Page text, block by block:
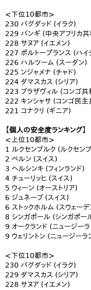
<下位10都市>
230 バグダッド (イラク)
229 バンギ (中央アフリカ
228 サヌア (イエメン)
227 ポルトープランス (ハイ
226 ハルツーム (スーダン)
225 ンジャメナ (チャド)
224 ダマスカス (シリア)
223 ブラザヴィル (コンゴ
222 キンシャサ (コンゴ民
221 コナクリ (ギニア)
【個人の安全度ランキング】
<上位10都市>
1 ルクセンブルク (ルクセン
2 ベルン (スイス)
3 ヘルシンキ (フィンランド)
4 チューリッヒ (スイス)
5 ウィーン (オーストリア)
6 ジュネーブ (スイス)
6 ストックホルム (スウェー
8 シンガポール (シンガポー
9 オークランド (ニュージー
9 ウェリントン (ニュージーラ
<下位10都市>
230 バグダッド (イラク)
229 ダマスカス (シリア)
228 サヌア (イエメン)